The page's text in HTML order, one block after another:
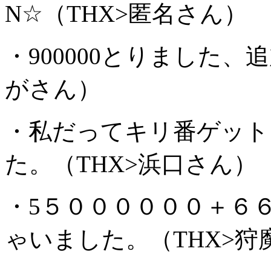
N☆（THX>匿名さん）
・900000とりました、
がさん）
・私だってキリ番ゲッ
た。（THX>浜口さん）
・5５００００００＋
ゃいました。（THX>狩